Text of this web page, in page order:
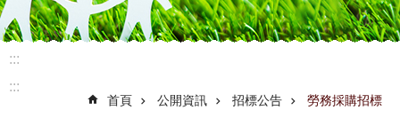
:::
:::
首頁 公開資訊 招標公告 勞務採購招標